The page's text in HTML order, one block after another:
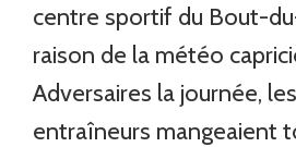
centre sportif du Bout-
raison de la météo
Adversaires la journée,
entraîneurs mangeaient